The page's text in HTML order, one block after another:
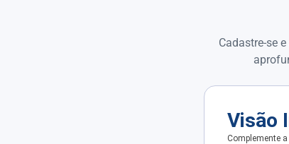
Cadastre-se
Visão
Complemente